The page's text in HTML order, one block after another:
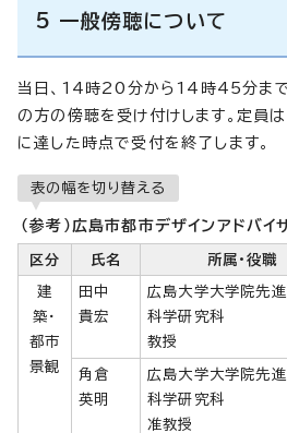
5 一般傍聴について
当日、14時20分から14時45分まで
の方の傍聴を受け付けします。定員
に達した時点で受付を終了します。
表の幅を切り替える
（参考）広島市都市デザインアドバイ
区分 氏名 所属・役職
建
築・
都市
景観
田中
貴宏
広島大学大学院先
科学研究科
教授
角倉
英明
広島大学大学院先
科学研究科
准教授